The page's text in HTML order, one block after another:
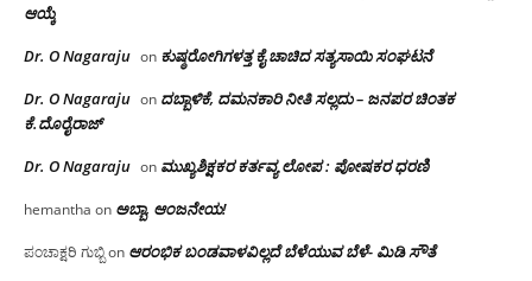
ಆಯ್ಕೆ
Dr. O Nagaraju on ಕುಷ್ಠರೋಗಿಗಳತ್ತ ಕೈ ಚಾಚಿದ ಸತ್ಯಸಾಯಿ ಸಂಘಟನೆ
Dr. O Nagaraju on ದಬ್ಬಾಳಿಕೆ, ದಮನಕಾರಿ ನೀತಿ ಸಲ್ಲದು – ಜನಪರ ಚಿಂತಕ
ಕೆ.ದೊರೈರಾಜ್
Dr. O Nagaraju on ಮುಖ್ಯಶಿಕ್ಷಕರ ಕರ್ತವ್ಯ ಲೋಪ : ಪೋಷಕರ ಧರಣಿ
hemantha on ಅಬ್ಬಾ, ಆಂಜನೇಯ!
ಪಂಚಾಕ್ಷರಿ ಗುಬ್ಬಿon ಆರಂಭಿಕ ಬಂಡವಾಳವಿಲ್ಲದೆ ಬೆಳೆಯುವ ಬೆಳೆ- ಮಿಡಿ ಸೌತೆ